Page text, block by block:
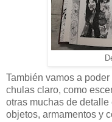
También vamos a
chulas claro, como
otras muchas de
objetos, armamentos y